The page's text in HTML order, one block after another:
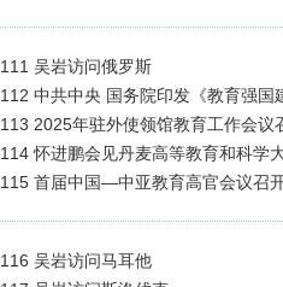
111 吴岩访问俄罗斯
112 中共中央 国务院印发《教育强
113 2025年驻外使领馆教育工作会议
114 怀进鹏会见丹麦高等教育和科学
115 首届中国—中亚教育高官会议召
116 吴岩访问马耳他